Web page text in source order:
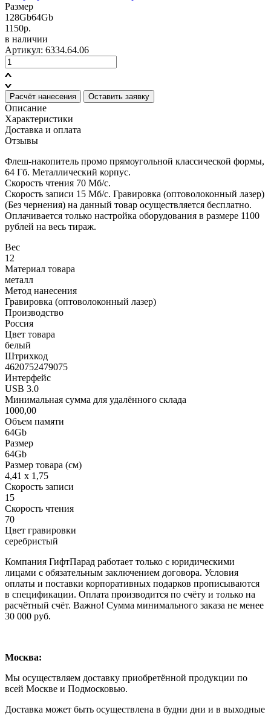
Размер
128Gb64Gb
1150р.
в наличии
Артикул: 6334.64.06
Расчёт нанесения Оставить заявку
Описание
Характеристики
Доставка и оплата
Отзывы
Флеш-накопитель промо прямоугольной классической формы,
64 Гб. Металлический корпус.
Скорость чтения 70 Мб/c.
Скорость записи 15 Мб/c. Гравировка (оптоволоконный лазер)
(Без чернения) на данный товар осуществляется бесплатно.
Оплачивается только настройка оборудования в размере 1100
рублей на весь тираж.
Вес
12
Материал товара
металл
Метод нанесения
Гравировка (оптоволоконный лазер)
Производство
Россия
Цвет товара
белый
Штрихкод
4620752479075
Интерфейс
USB 3.0
Минимальная сумма для удалённого склада
1000,00
Объем памяти
64Gb
Размер
64Gb
Размер товара (см)
4,41 х 1,75
Скорость записи
15
Скорость чтения
70
Цвет гравировки
серебристый
Компания ГифтПарад работает только с юридическими
лицами с обязательным заключением договора. Условия
оплаты и поставки корпоративных подарков прописываются
в спецификации. Оплата производится по счёту и только на
расчётный счёт. Важно! Сумма минимального заказа не менее
30 000 руб.
Москва:
Мы осуществляем доставку приобретённой продукции по
всей Москве и Подмосковью.
Доставка может быть осуществлена в будни дни и в выходные